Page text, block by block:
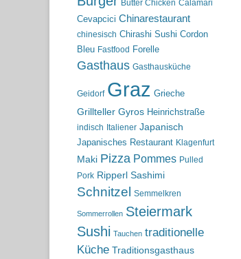
Butter Chicken Calamari
Cevapcici Chinarestaurant
chinesisch Chirashi Sushi Cordon
Bleu Fastfood Forelle
Gasthaus Gasthausküche
Geidorf Graz Grieche
Grillteller Gyros Heinrichstraße
indisch Italiener Japanisch
Japanisches Restaurant Klagenfurt
Maki Pizza Pommes Pulled
Pork Ripperl Sashimi
Schnitzel Semmelkren
Sommerrollen Steiermark
Sushi Tauchen traditionelle
Küche Traditionsgasthaus